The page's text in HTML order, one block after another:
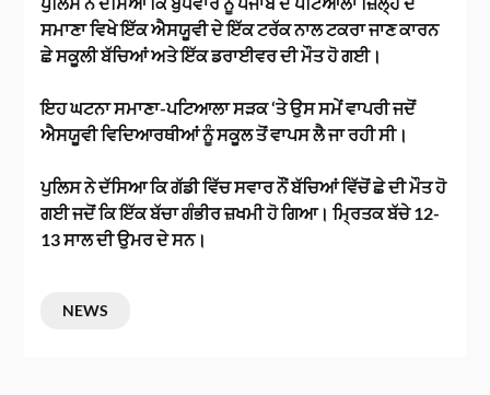
ਸਮਾਣਾ ਵਿਖੇ ਇੱਕ ਐਸਯੂਵੀ ਦੇ ਇੱਕ ਟਰੱਕ ਨਾਲ ਟਕਰਾ ਜਾਣ ਕਾਰਨ
ਛੇ ਸਕੂਲੀ ਬੱਚਿਆਂ ਅਤੇ ਇੱਕ ਡਰਾਈਵਰ ਦੀ ਮੌਤ ਹੋ ਗਈ।
ਇਹ ਘਟਨਾ ਸਮਾਣਾ-ਪਟਿਆਲਾ ਸੜਕ ‘ਤੇ ਉਸ ਸਮੇਂ ਵਾਪਰੀ ਜਦੋਂ
ਐਸਯੂਵੀ ਵਿਦਿਆਰਥੀਆਂ ਨੂੰ ਸਕੂਲ ਤੋਂ ਵਾਪਸ ਲੈ ਜਾ ਰਹੀ ਸੀ।
ਪੁਲਿਸ ਨੇ ਦੱਸਿਆ ਕਿ ਗੱਡੀ ਵਿੱਚ ਸਵਾਰ ਨੌਂ ਬੱਚਿਆਂ ਵਿੱਚੋਂ ਛੇ ਦੀ ਮੌਤ ਹੋ
ਗਈ ਜਦੋਂ ਕਿ ਇੱਕ ਬੱਚਾ ਗੰਭੀਰ ਜ਼ਖਮੀ ਹੋ ਗਿਆ। ਮ੍ਰਿਤਕ ਬੱਚੇ 12-
13 ਸਾਲ ਦੀ ਉਮਰ ਦੇ ਸਨ।
NEWS